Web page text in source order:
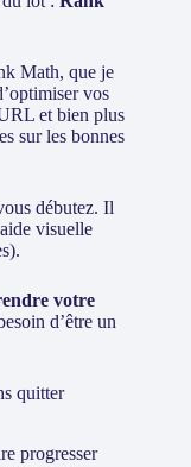
Math, que je
vos
et bien plus
sur les bonnes
débutez. Il
visuelle
votre
d’être un
quitter
progresser